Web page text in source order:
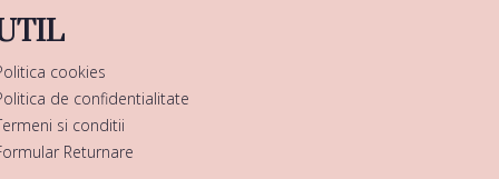
cookies
de confidentialitate
si conditii
Returnare